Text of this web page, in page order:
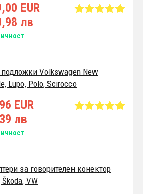
EUR
лв
подложки Volkswagen New
Lupo, Polo, Scirocco
EUR
лв
за говорителен конектор
VW